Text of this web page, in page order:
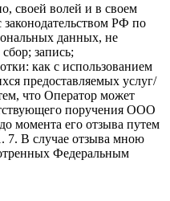
своей волей и в своем
РФ по
данных, не
запись;
как с использованием
предоставляемых услуг/
что Оператор может
поручения ООО
момента его отзыва путем
7. В случае отзыва мною
Федеральным